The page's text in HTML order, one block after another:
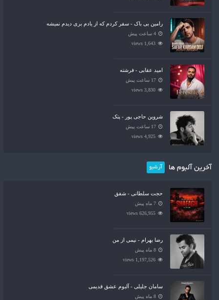
رامین بی باک - سفر کردم که از یادم بری دیدم نمیشه
4 ساعت پیش
1,643 views
امید عقابی - فرشته
17 ساعت پیش
3,830 views
شروین حاجی پور - پتک
17 ساعت پیش
4,925 views
آخرین آلبوم ها آرشیو
حجت سلطانی - شفق
7 ماه پیش
626,955 views
رضا بهرام - نیمی از من
8 ماه پیش
1,197,526 views
سامان جلیلی - آلبوم عشق قدیمی
8 ماه پیش